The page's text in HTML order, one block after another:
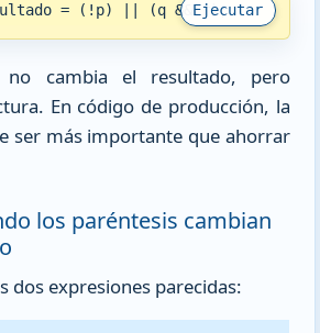
Ejecutar
= (!p) || (q && r);
no cambia el resultado, pero
En código de producción, la
ser más importante que ahorrar
los paréntesis cambian
dos expresiones parecidas: